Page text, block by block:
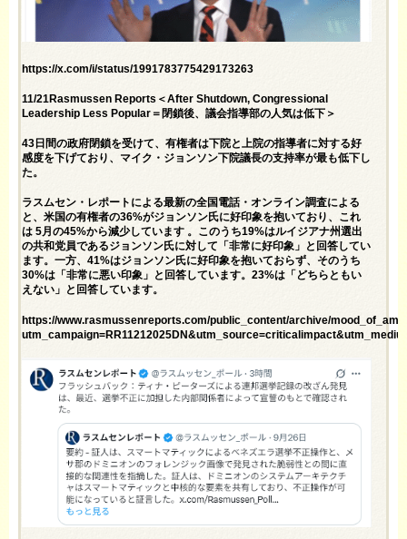
https://x.com/i/status/1991783775429173263
11/21Rasmussen Reports＜After Shutdown, Congressional
Leadership Less Popular＝閉鎖後、議会指導部の人気は低下＞
43日間の政府閉鎖を受けて、有権者は下院と上院の指導者に対する好
感度を下げており、マイク・ジョンソン下院議長の支持率が最も低下し
た。
ラスムセン・レポートによる最新の全国電話・オンライン調査による
と、米国の有権者の36%がジョンソン氏に好印象を抱いており、これ
は5月の45%から減少しています 。このうち19%はルイジアナ州選出
の共和党員であるジョンソン氏に対して「非常に好印象」と回答してい
ます。一方、41%はジョンソン氏に好印象を抱いておらず、そのうち
30%は「非常に悪い印象」と回答しています。23%は「どちらともい
えない」と回答しています。
https://www.rasmussenreports.com/public_content/archive/